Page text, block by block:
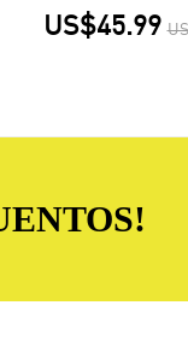
US$45.99